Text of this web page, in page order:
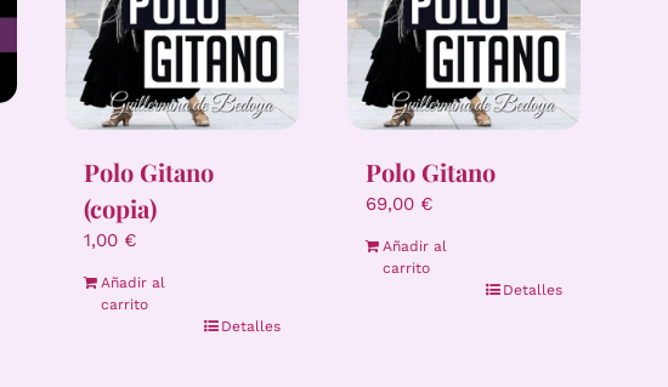
Polo Gitano
(copia)
1,00 €
Añadir al
carrito
Detalles
Polo Gitano
69,00 €
Añadir al
carrito
Detalles